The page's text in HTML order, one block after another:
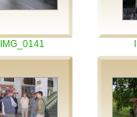
IMG_0141